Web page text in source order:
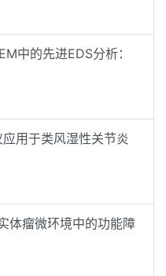
中的先进EDS分析：
用于类风湿性关节炎
体瘤微环境中的功能障